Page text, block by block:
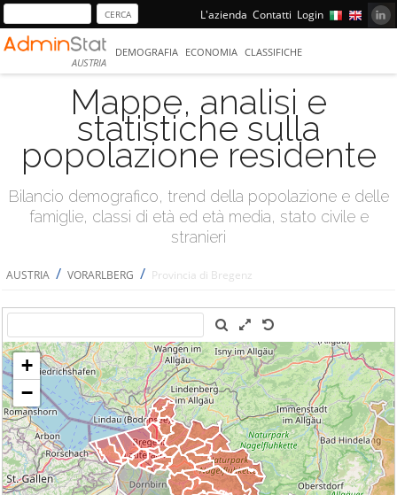
L'azienda Contatti Login
AUSTRIA
DEMOGRAFIA ECONOMIA CLASSIFICHE
Mappe, analisi e
statistiche sulla
popolazione residente
Bilancio demografico, trend della popolazione e delle
famiglie, classi di età ed età media, stato civile e
stranieri
AUSTRIA / VORARLBERG / Provincia di Bregenz